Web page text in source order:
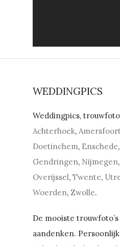
WEDDINGPICS
Weddingpics,
Achterhoek,
Doetinchem, Enschede,
Gendringen, Nijmegen,
Overijssel,Twente,
Woerden, Zwolle.
De mooiste
aandenken.